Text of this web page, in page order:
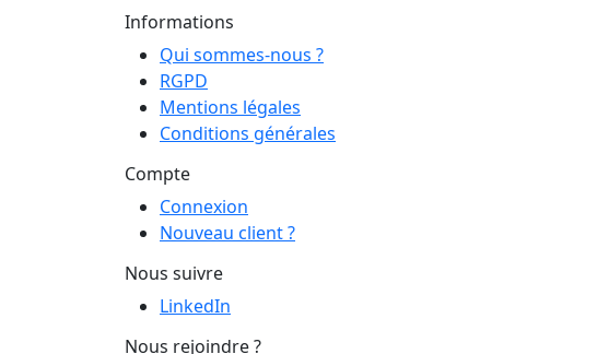
Informations
Qui sommes-nous ?
RGPD
Mentions légales
Conditions générales
Compte
Connexion
Nouveau client ?
Nous suivre
LinkedIn
Nous rejoindre ?